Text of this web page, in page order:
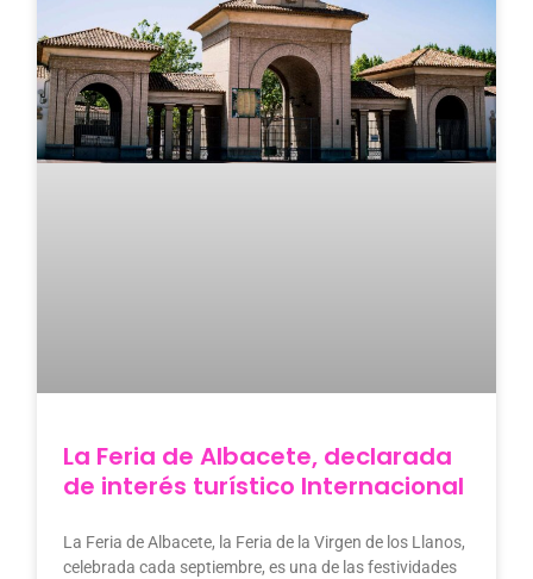
La Feria de Albacete, declarada
de interés turístico Internacional
La Feria de Albacete, la Feria de la Virgen de los Llanos,
celebrada cada septiembre, es una de las festividades